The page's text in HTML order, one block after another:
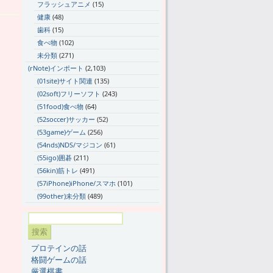
フラッシュアニメ (15)
健康 (48)
歯科 (15)
食べ物 (102)
未分類 (271)
(rNote)インポート (2,103)
(01site)サイト関連 (135)
(02soft)フリーソフト (243)
(51food)食べ物 (64)
(52soccer)サッカー (52)
(53game)ゲーム (256)
(54nds)NDS/マジコン (61)
(55igo)囲碁 (211)
(56kin)筋トレ (491)
(57iPhone)iPhone/スマホ (101)
(99other)未分類 (489)
プロテインの話
格闘ゲームの話